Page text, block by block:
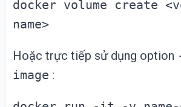
docker volume create
name>
Hoặc trực tiếp sử dụng option
image :